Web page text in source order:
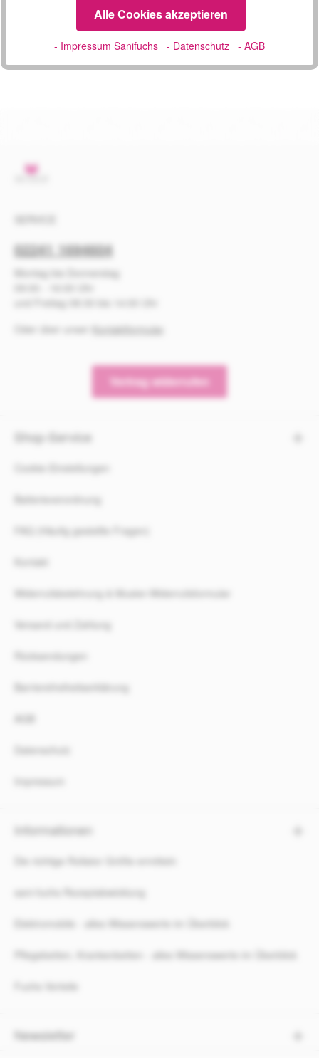
Bewertungen 4
02241 1694604
Montag bis Donnerstag
und Freitag 08:30 bis 14:00 Uhr
Oder über unser
Kontaktformular
Vertrag widerrufen
Shop-Service
Cookie-Einstellungen
Batterieverordnung
FAQ (Häufig gestellte Fragen)
Kontakt
Widerrufsbelehrung & Muster-Widerrufsformular
Versand und Zahlung
Rücksendungen
Barrierefreiheitserklärung
Datenschutz
Impressum
Informationen
Die richtige Rollator Größe ermitteln
sani-fuchs Rezeptabwicklung
Elektromobile - alles Wissenswerte im Überblick
Pflegebetten, Krankenbetten - alles Wissenswerte im Überblick
Newsletter
Alle Cookies akzeptieren
- Impressum Sanifuchs - Datenschutz - AGB